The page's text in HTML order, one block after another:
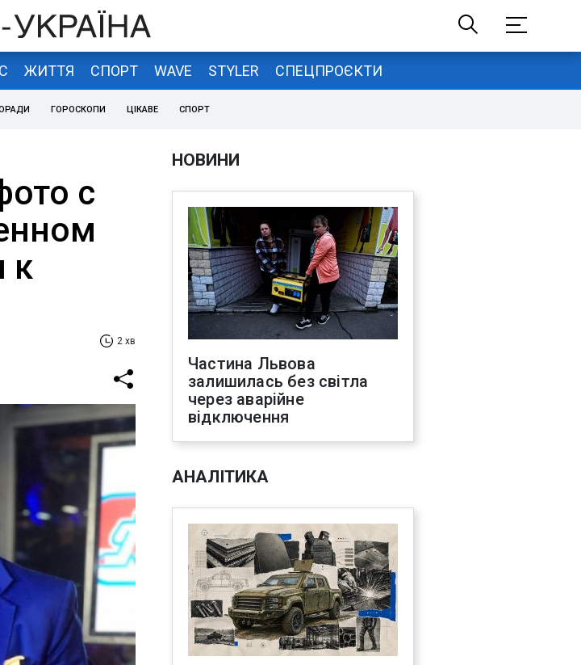
ЖИТТЯ СПОРТ WAVE STYLER СПЕЦПРОЄКТИ
ГОРОСКОПИ ЦІКАВЕ СПОРТ
с
к
2 хв
НОВИНИ
Частина Львова
залишилась без світла
через аварійне
відключення
АНАЛІТИКА